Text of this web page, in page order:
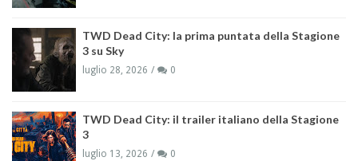
TWD Dead City: la prima puntata della Stagione
3 su Sky
luglio 28, 2026 0
TWD Dead City: il trailer italiano della Stagione
3
luglio 13, 2026 0